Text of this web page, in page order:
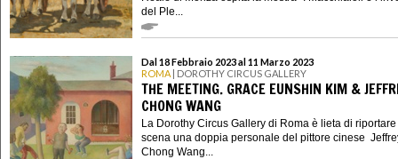
del Ple...
Dal 18 Febbraio 2023 al 11 Marzo 2023
ROMA | DOROTHY CIRCUS GALLERY
THE MEETING. GRACE EUNSHIN KIM &
CHONG WANG
La Dorothy Circus Gallery di Roma è lieta di
scena una doppia personale del pittore cinese
Chong Wang...